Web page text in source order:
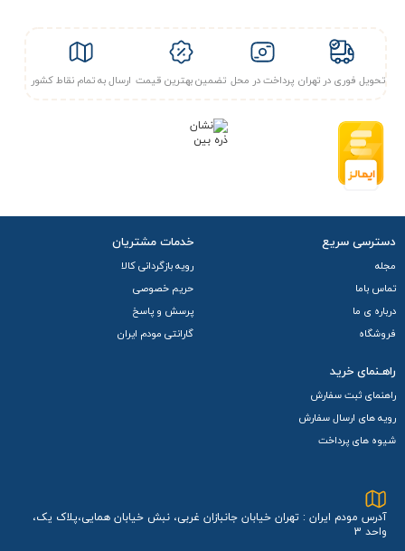
تحویل فوری در تهران پرداخت در محل تضمین بهترین قیمت ارسال به تمام نقاط کشور
دسترسی سریع
مجله
تماس باما
درباره ی ما
فروشگاه
خدمات مشتریان
رویه بازگردانی کالا
حریم خصوصی
پرسش و پاسخ
گارانتی مودم ایران
راهـنمای خرید
راهنمای ثبت سفارش
رویه های ارسال سفارش
شیوه های پرداخت
آدرس مودم ایران : تهران خیابان جانبازان غربی، نبش خیابان همایی،پلاک یک،
واحد 3